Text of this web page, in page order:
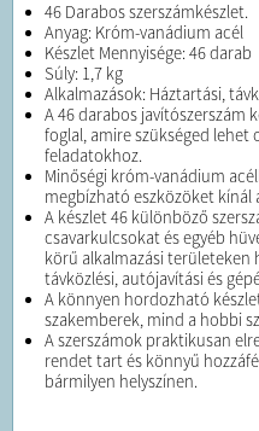
46 Darabos szerszámkészlet.
Anyag: Króm-vanádium acél
Készlet Mennyisége: 46 darab
Súly: 1,7 kg
Alkalmazások: Háztartási,
A 46 darabos javítószerszám
foglal, amire szükséged lehet
feladatokhoz.
Minőségi króm-vanádium
megbízható eszközöket kínál
A készlet 46 különböző
csavarkulcsokat és egyéb
körű alkalmazási területeken
távközlési, autójavítási és
A könnyen hordozható
szakemberek, mind a hobbi
A szerszámok praktikusan
rendet tart és könnyű
bármilyen helyszínen.